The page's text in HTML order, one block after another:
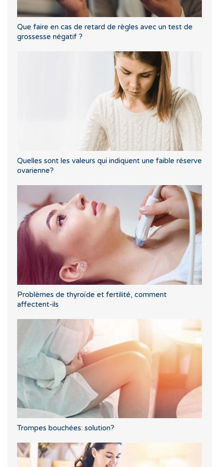
Que faire en cas de retard de règles avec un test de
grossesse négatif ?
Quelles sont les valeurs qui indiquent une faible réserve
ovarienne?
Problèmes de thyroïde et fertilité, comment
affectent-ils
Trompes bouchées: solution?